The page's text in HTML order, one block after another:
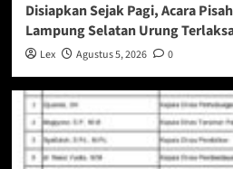
Disiapkan Sejak Pagi, Acara
Lampung Selatan Urung
Lex Agustus 5, 2026 0